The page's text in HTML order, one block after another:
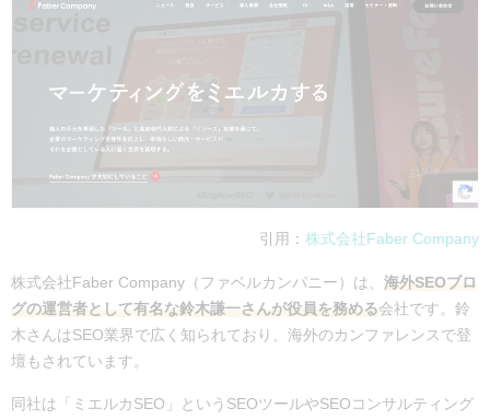
トサイト
支援内容・
費用
マーケティングコンサルティン
グ支援：要問い合わせ
引用： 株式会社Faber Company
株式会社Faber Company（ファベルカンパニー）は、 海外SEOブロ
グの運営者として有名な鈴木謙一さんが役員を務める会社です。鈴
木さんはSEO業界で広く知られており、海外のカンファレンスで登
壇もされています。
同社は「ミエルカSEO」というSEOツールやSEOコンサルティング